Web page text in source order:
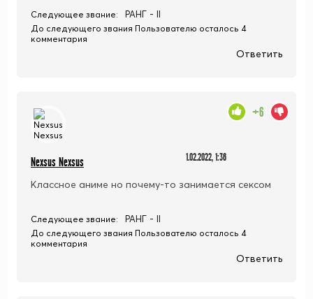
Следующее звание: РАНГ - II
До следующего звания Пользователю осталось 4
комментария
Ответить
Nexsus Nexsus 1.02.2022, 1:36
Классное аниме но почему-то занимается сексом
+6
Следующее звание: РАНГ - II
До следующего звания Пользователю осталось 4
комментария
Ответить